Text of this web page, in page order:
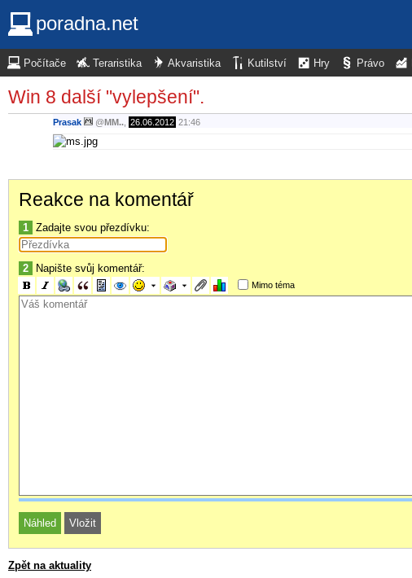
poradna.net
Počítače Teraristika Akvaristika Kutilství Hry Právo
Win 8 další "vylepšení".
Prasak @MM.. 26.06.2012 21:46
Reakce na komentář
1 Zadajte svou přezdívku:
2 Napište svůj komentář:
Mimo téma
Zpět na aktuality